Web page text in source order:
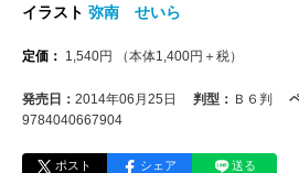
イラスト 弥南 せいら
定価： 1,540円 （本体1,400円＋税）
発売日： 2014年06月25日 判型： Ｂ６判
9784040667904
ポスト シェア 送る